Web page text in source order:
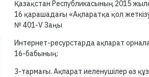
Қазақстан Республикасының 2015
16 қарашадағы «Ақпаратқа қол
№ 401-V Заңы
Интернет-ресурстарда ақпарат
16-бабының:
3-тармағы. Ақпарат иеленушілер өз